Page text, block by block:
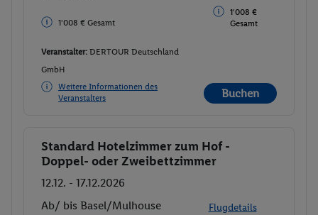
1'008 € Gesamt
1'008 €
Gesamt
Veranstalter: DERTOUR Deutschland
GmbH
Weitere Informationen des
Veranstalters
Buchen
Buchen
Standard Hotelzimmer zum Hof -
Doppel- oder Zweibettzimmer
12.12. - 17.12.2026
Ab/ bis Basel/Mulhouse
Flugdetails